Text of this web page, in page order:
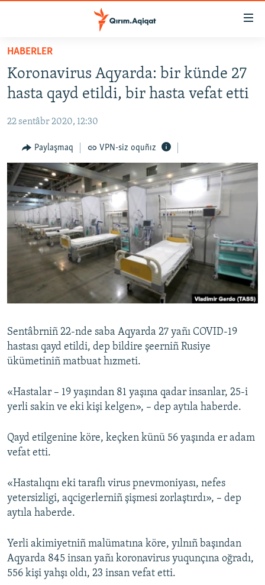
Esas
qaytmaq
Baş
navigatsiyağa
qaytmaq
qaytmaq
İQTİSADİYAT
CEMİYET
MEDENİYET
İNSAN AQLARI
VİDEO
SÜRET
BLOGLAR
Русский
Українською
RFE/RS bütün saytları
HABERLER
Koronavirus Aqyarda: bir künde 27
hasta qayd etildi, bir hasta vefat etti
22 sentâbr 2020, 12:30
Paylaşmaq VPN-siz oquñız
Sentâbrniñ 22-nde saba Aqyarda 27 yañı COVID-19
hastası qayd etildi, dep bildire şeerniñ Rusiye
ükümetiniñ matbuat hızmeti.
«Hastalar – 19 yaşından 81 yaşına qadar insanlar, 25-i
yerli sakin ve eki kişi kelgen», – dep aytıla haberde.
Qayd etilgenine köre, keçken künü 56 yaşında er adam
vefat etti.
«Hastalıqnı eki taraflı virus pnevmoniyası, nefes
yetersizligi, aqcigerlerniñ şişmesi zorlaştırdı», – dep
aytıla haberde.
Yerli akimiyetniñ malümatına köre, yılnıñ başından
Aqyarda 845 insan yañı koronavirus yuqunçına oğradı,
556 kişi yahşı oldı, 23 insan vefat etti.